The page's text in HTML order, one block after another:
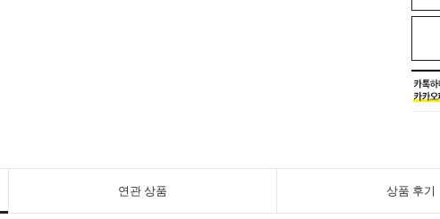
연관 상품 상품 후기